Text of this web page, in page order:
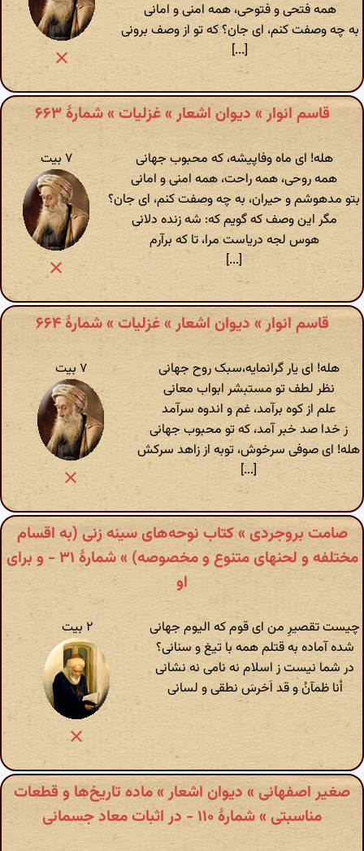
همه فتحی و فتوحی، همه امنی و امانی
به چه وصفت کنم، ای جان؟ که تو از وصف برونی
[...]
قاسم انوار » دیوان اشعار » غزلیات » شمارهٔ ۶۶۳
هله! ای ماه وفاپیشه، که محبوب جهانی
همه روحی، همه راحت، همه امنی و امانی
بتو مدهوشم و حیران، به چه وصفت کنم، ای جان؟
مگر این وصف که گویم که: شه زنده دلانی
هوس لجه دریاست مرا، تا که برآرم
[...]
۷ بیت
قاسم انوار » دیوان اشعار » غزلیات » شمارهٔ ۶۶۴
هله! ای یار گرانمایه،سبک روح جهانی
نظر لطف تو مستبشر ابواب معانی
علم از کوه برآمد، غم و اندوه سرآمد
ز خدا صد خبر آمد، که تو محبوب جهانی
هله! ای صوفی سرخوش، توبه از زاهد سرکش
[...]
۷ بیت
صامت بروجردی » کتاب نوحه‌های سینه زنی (به اقسام
مختلفه و لحنهای متنوع و مخصوصه) » شمارهٔ ۳۱ - و برای
او
چیست تقصیرِ من ای قوم که الیوم جهانی
شده آماده به قتلم همه با تیغ و سنانی؟
در شما نیست ز اسلام نه نامی نه نشانی
أنا ظمآنُ و قد اَخرسَ نطقی و لسانی
۲ بیت
صغیر اصفهانی » دیوان اشعار » ماده تاریخ‌ها و قطعات
مناسبتی » شمارهٔ ۱۱۰ - در اثبات معاد جسمانی